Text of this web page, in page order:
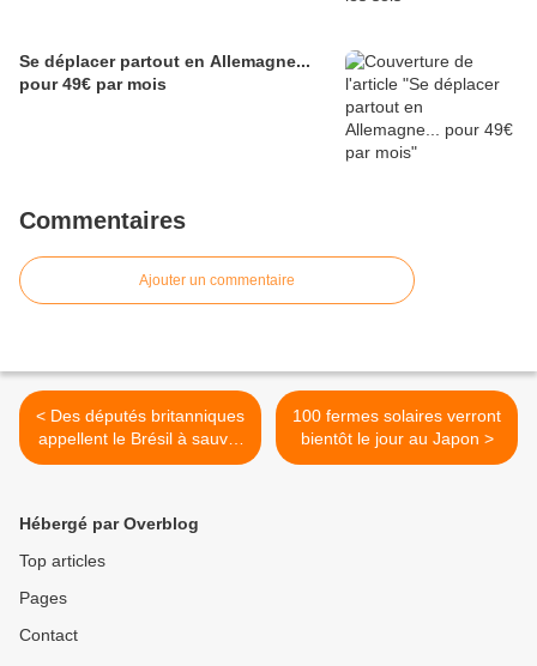
Se déplacer partout en Allemagne...
pour 49€ par mois
Commentaires
Ajouter un commentaire
< Des députés britanniques
appellent le Brésil à sauver
la tribu la plus menacée au
100 fermes solaires verront
bientôt le jour au Japon >
Hébergé par Overblog
Top articles
Pages
Contact